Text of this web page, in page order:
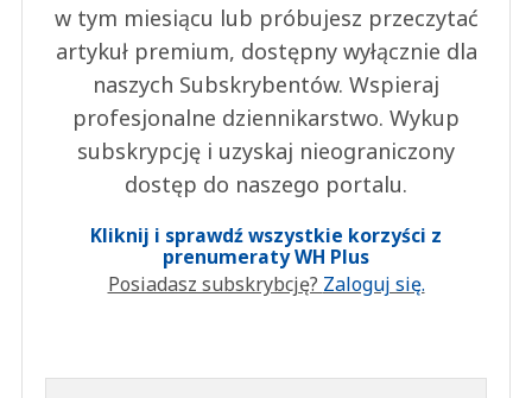
w tym miesiącu lub próbujesz przeczytać
artykuł premium, dostępny wyłącznie dla
naszych Subskrybentów. Wspieraj
profesjonalne dziennikarstwo. Wykup
subskrypcję i uzyskaj nieograniczony
dostęp do naszego portalu.
Kliknij i sprawdź wszystkie korzyści z
prenumeraty WH Plus
Posiadasz subskrybcję? Zaloguj się.